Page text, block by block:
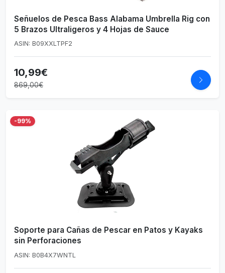
Señuelos de Pesca Bass Alabama Umbrella Rig con
5 Brazos Ultraligeros y 4 Hojas de Sauce
ASIN: B09XXLTPF2
10,99€
869,00€
-99%
Soporte para Cañas de Pescar en Patos y Kayaks
sin Perforaciones
ASIN: B0B4X7WNTL